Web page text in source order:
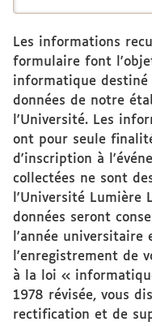
Les informations
formulaire font
informatique destiné
données de notre
l'Université. Les
ont pour seule
d'inscription à
collectées ne sont
l'Université Lumière
données seront
l'année universitaire
l'enregistrement de
à la loi «
1978 révisée, vous
rectification et de